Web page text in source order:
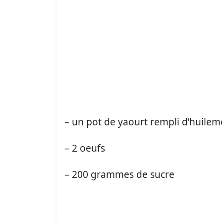
– un pot de yaourt rempli
– 2 oeufs
– 200 grammes de sucre